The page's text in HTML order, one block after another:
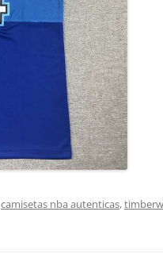
camisetas nba autenticas,